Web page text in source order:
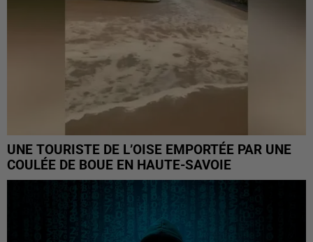
UNE TOURISTE DE L’OISE EMPORTÉE PAR UNE
COULÉE DE BOUE EN HAUTE-SAVOIE